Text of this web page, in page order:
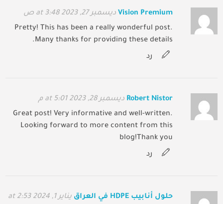
Vision Premium ديسمبر 27, 2023 at 3:48 ص
Pretty! This has been a really wonderful post.
Many thanks for providing these details.
رد
Robert Nistor ديسمبر 28, 2023 at 5:01 م
Great post! Very informative and well-written.
Looking forward to more content from this
blog!Thank you
رد
حلول أنابيب HDPE في العراق
يناير 1, 2024 at 2:53